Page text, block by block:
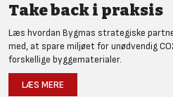
Take back i praksis
Læs hvordan Bygmas strategiske
med, at spare miljøet for unødvendig
forskellige byggematerialer.
LÆS MERE